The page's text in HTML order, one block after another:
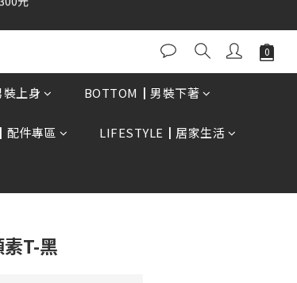
元
上身 BOTTOM┃男裝下著
配件專區 LIFESTYLE┃居家生活
T-黑
立即購買